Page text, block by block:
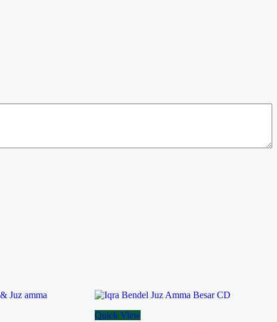
Quick View